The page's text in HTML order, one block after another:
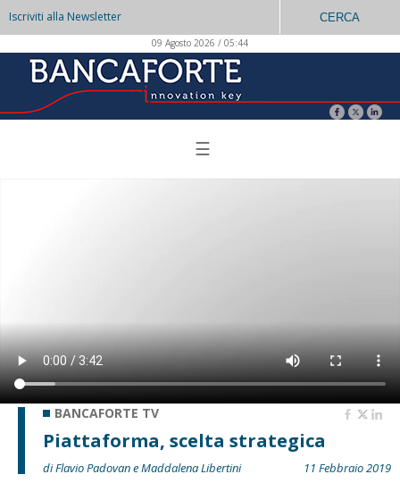
Iscriviti alla Newsletter CERCA
09 Agosto 2026 / 05:44
☰
BANCAFORTE TV
Piattaforma, scelta strategica
di Flavio Padovan e Maddalena Libertini
11 Febbraio 2019